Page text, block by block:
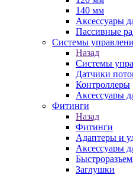
140 мм
Аксессуары
Пассивные
Системы
Назад
Системы
Датчики
Контроллеры
Аксессуары
Фитинги
Назад
Фитинги
Адаптеры и
Аксессуары
Заглушки